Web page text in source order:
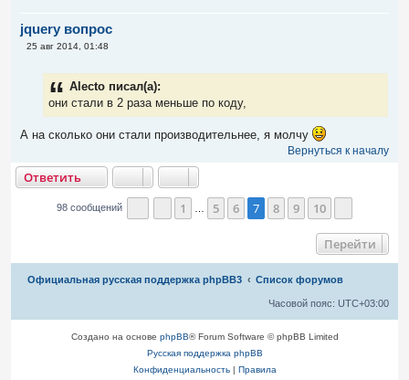
jquery вопрос
С
25 авг 2014, 01:48
Alecto писал(а):
они стали в 2 раза меньше по коду,
А на сколько они стали производительнее, я молчу
Вернуться к началу
Ответить
98 сообщений Страница7 из10
Пред.
1 5 6 7 8 9 10
След.
Перейти
Официальная русская поддержка phpBB3 Список форумов
Часовой пояс: UTC+03:00
Связаться с
Создано на основе phpBB® Forum Software © phpBB Limited
Русская поддержка phpBB
Конфиденциальность| Правила